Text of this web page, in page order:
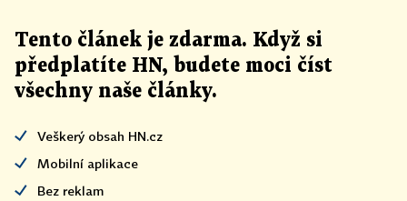
Tento článek je zdarma. Když si
předplatíte HN, budete moci číst
všechny naše články.
Veškerý obsah HN.cz
Mobilní aplikace
Bez reklam